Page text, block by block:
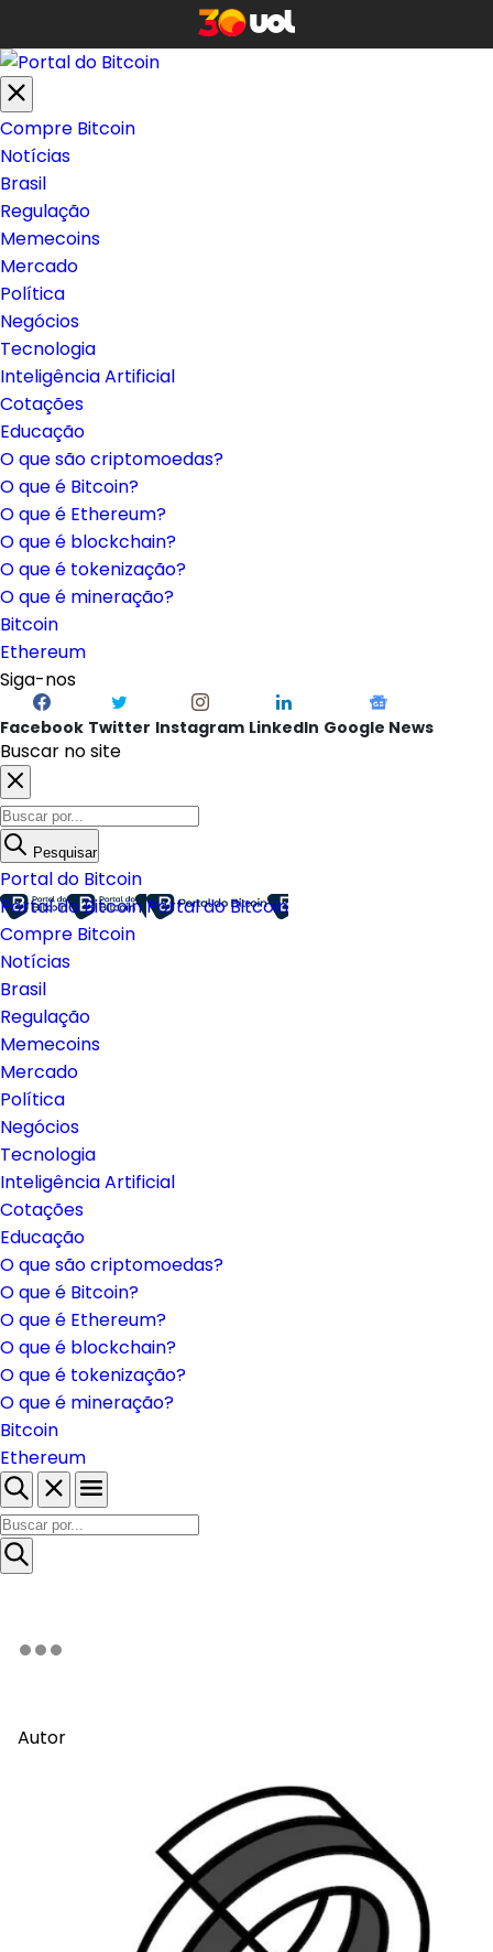
Compre Bitcoin
Notícias
Brasil
Regulação
Memecoins
Mercado
Política
Negócios
Tecnologia
Inteligência Artificial
Cotações
Educação
O que são criptomoedas?
O que é Bitcoin?
O que é Ethereum?
O que é blockchain?
O que é tokenização?
O que é mineração?
Bitcoin
Ethereum
Siga-nos
Facebook Twitter Instagram LinkedIn Google News
Buscar no site
Pesquisar
Portal do Bitcoin
Portal do BitcoinPortal do Bitcoin
Compre Bitcoin
Notícias
Brasil
Regulação
Memecoins
Mercado
Política
Negócios
Tecnologia
Inteligência Artificial
Cotações
Educação
O que são criptomoedas?
O que é Bitcoin?
O que é Ethereum?
O que é blockchain?
O que é tokenização?
O que é mineração?
Bitcoin
Ethereum
Autor